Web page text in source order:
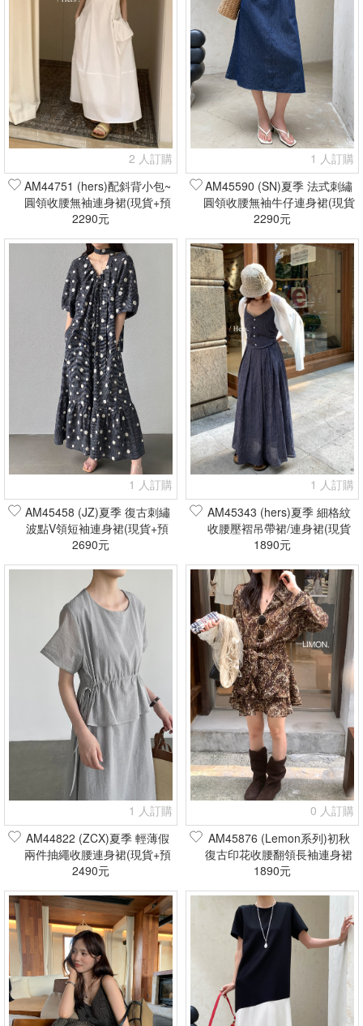
2 人訂購
AM44751 (hers)配斜背小包~
圓領收腰無袖連身裙(現貨+預
購)
2290元
1 人訂購
AM45590 (SN)夏季 法式刺繡
圓領收腰無袖牛仔連身裙(現貨
+預購)
2290元
1 人訂購
AM45458 (JZ)夏季 復古刺繡
波點V領短袖連身裙(現貨+預
購)
2690元
1 人訂購
AM45343 (hers)夏季 細格紋
收腰壓褶吊帶裙/連身裙(現貨
+預購)
1890元
1 人訂購
AM44822 (ZCX)夏季 輕薄假
兩件抽繩收腰連身裙(現貨+預
購)
2490元
0 人訂購
AM45876 (Lemon系列)初秋
復古印花收腰翻領長袖連身裙
(現貨+預購)
1890元